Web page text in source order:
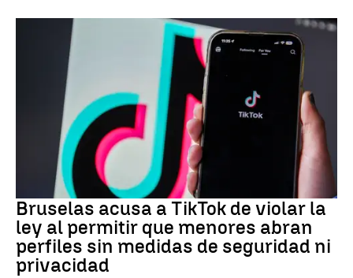
REDES SOCIALES
Bruselas acusa a TikTok de violar la
ley al permitir que menores abran
perfiles sin medidas de seguridad ni
privacidad